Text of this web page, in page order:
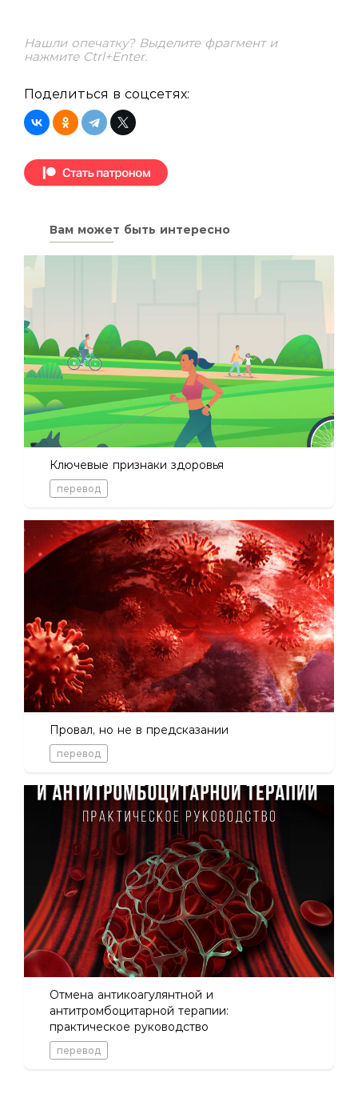
Нашли опечатку? Выделите фрагмент и
нажмите Ctrl+Enter.
Поделиться в соцсетях:
Вам может быть интересно
Ключевые признаки здоровья
перевод
Провал, но не в предсказании
перевод
Отмена антикоагулянтной и
антитромбоцитарной терапии:
практическое руководство
перевод